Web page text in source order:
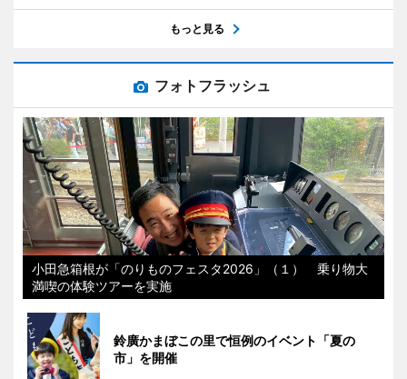
もっと見る
フォトフラッシュ
小田急箱根が「のりものフェスタ2026」（１） 乗り物大
満喫の体験ツアーを実施
鈴廣かまぼこの里で恒例のイベント「夏の
市」を開催